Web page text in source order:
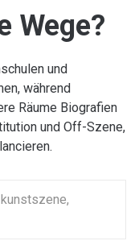
Wege?
und
während
Räume Biografien
und Off-Szene,
kunstszene,